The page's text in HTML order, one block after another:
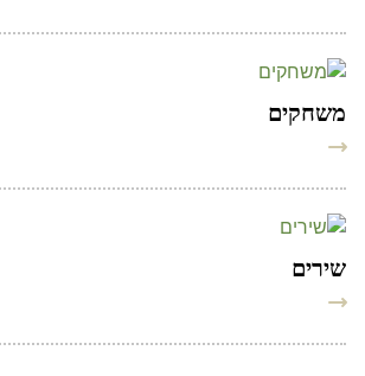
משחקים
שירים